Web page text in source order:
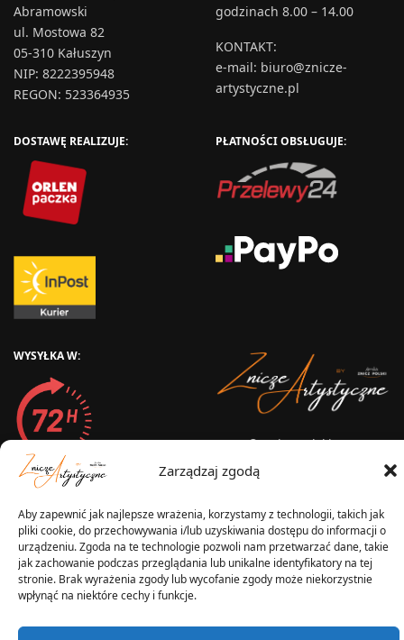
Zarządzaj zgodą
Aby zapewnić jak najlepsze wrażenia, korzystamy z technologii, takich jak
pliki cookie, do przechowywania i/lub uzyskiwania dostępu do informacji o
urządzeniu. Zgoda na te technologie pozwoli nam przetwarzać dane, takie
jak zachowanie podczas przeglądania lub unikalne identyfikatory na tej
stronie. Brak wyrażenia zgody lub wycofanie zgody może niekorzystnie
wpłynąć na niektóre cechy i funkcje.
Abramowski
ul. Mostowa 82
05-310 Kałuszyn
NIP: 8222395948
REGON: 523364935
godzinach 8.00 – 14.00
KONTAKT:
e-mail: biuro@znicze-
artystyczne.pl
DOSTAWĘ REALIZUJE: PŁATNOŚCI OBSŁUGUJE:
WYSYŁKA W:
2025 © Znicz Polski -
Wytwórnia Zniczy
Wszelkie prawa zastrzeżone